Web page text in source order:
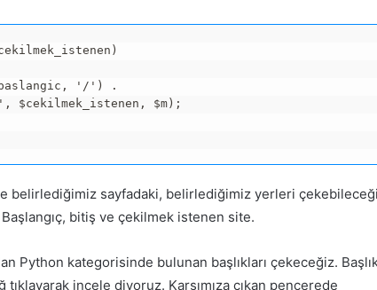
'/') .
$m);
belirlediğimiz sayfadaki, belirlediğimiz yerleri
bitiş ve çekilmek istenen site.
Python kategorisinde bulunan başlıkları çekeceğiz.
incele diyoruz. Karşımıza çıkan pencerede